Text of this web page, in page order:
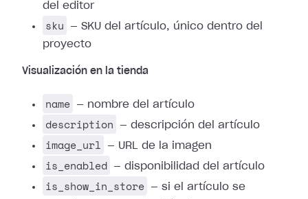
del editor
sku
— SKU del artículo, único dentro del
proyecto
Visualización en la tienda
name — nombre del artículo
description — descripción del artículo
image_url — URL de la imagen
is_enabled — disponibilidad del artículo
is_show_in_store
— si el artículo se